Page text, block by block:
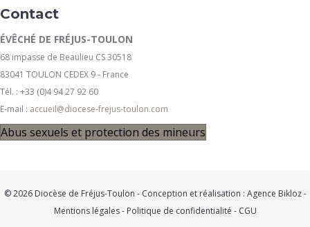
Contact
ÉVÊCHÉ DE FRÉJUS-TOULON
68 impasse de Beaulieu CS 30518
83041 TOULON CEDEX 9 - France
Tél. : +33 (0)4 94 27 92 60
E-mail : accueil@diocese-frejus-toulon.com
Abus sexuels et protection des mineurs
© 2026 Diocèse de Fréjus-Toulon - Conception et réalisation : Agence Bikloz-
Mentions légales- Politique de confidentialité - CGU